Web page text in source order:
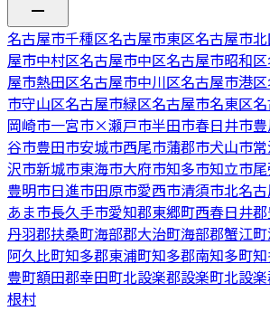
名古屋市千種区名古屋市東区名古屋市
屋市中村区名古屋市中区名古屋市昭和区
屋市熱田区名古屋市中川区名古屋市港区
市守山区名古屋市緑区名古屋市名東区
岡崎市一宮市×瀬戸市半田市春日井市
谷市豊田市安城市西尾市蒲郡市犬山市
沢市新城市東海市大府市知多市知立市
豊明市日進市田原市愛西市清須市北名
あま市長久手市愛知郡東郷町西春日井
丹羽郡扶桑町海部郡大治町海部郡蟹江町
阿久比町知多郡東浦町知多郡南知多町
豊町額田郡幸田町北設楽郡設楽町北設
根村